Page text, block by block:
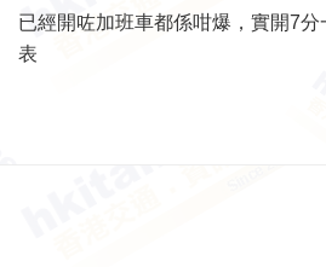
已經開咗加班車都係咁爆，實開7
表